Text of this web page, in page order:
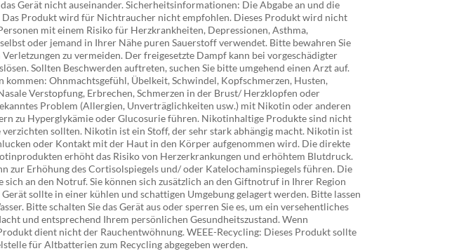
Gerät nicht auseinander. Sicherheitsinformationen: Die Abgabe an und die
Produkt wird für Nichtraucher nicht empfohlen. Dieses Produkt wird nicht
mit einem Risiko für Herzkrankheiten, Depressionen, Asthma,
oder jemand in Ihrer Nähe puren Sauerstoff verwendet. Bitte bewahren Sie
zu vermeiden. Der freigesetzte Dampf kann bei vorgeschädigter
Sollten Beschwerden auftreten, suchen Sie bitte umgehend einen Arzt auf.
Ohnmachtsgefühl, Übelkeit, Schwindel, Kopfschmerzen, Husten,
Verstopfung, Erbrechen, Schmerzen in der Brust/ Herzklopfen oder
Problem (Allergien, Unverträglichkeiten usw.) mit Nikotin oder anderen
zu Hyperglykämie oder Glucosurie führen. Nikotinhaltige Produkte sind nicht
sollten. Nikotin ist ein Stoff, der sehr stark abhängig macht. Nikotin ist
oder Kontakt mit der Haut in den Körper aufgenommen wird. Die direkte
erhöht das Risiko von Herzerkrankungen und erhöhtem Blutdruck.
Erhöhung des Cortisolspiegels und/ oder Katelochaminspiegels führen. Die
an den Notruf. Sie können sich zusätzlich an den Giftnotruf in Ihrer Region
sollte in einer kühlen und schattigen Umgebung gelagert werden. Bitte lassen
Bitte schalten Sie das Gerät aus oder sperren Sie es, um ein versehentliches
und entsprechend Ihrem persönlichen Gesundheitszustand. Wenn
dient nicht der Rauchentwöhnung. WEEE-Recycling: Dieses Produkt sollte
für Altbatterien zum Recycling abgegeben werden.